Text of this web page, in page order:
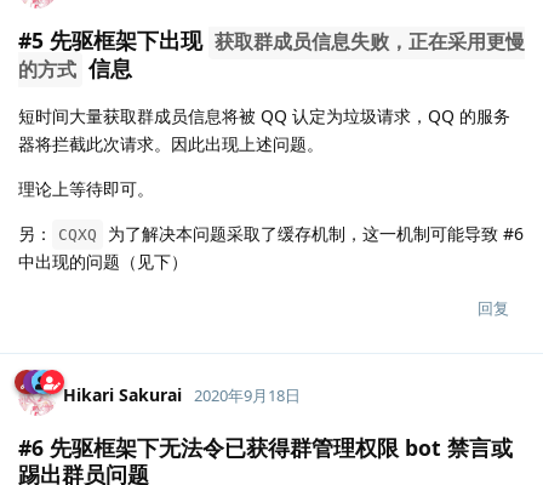
#5 先驱框架下出现 获取群成员信息失败，正在采用更慢
的方式 信息
短时间大量获取群成员信息将被 QQ 认定为垃圾请求，QQ 的服务
器将拦截此次请求。因此出现上述问题。
理论上等待即可。
另：
CQXQ
为了解决本问题采取了缓存机制，这一机制可能导致 #6
中出现的问题（见下）
回复
Hikari Sakurai 2020年9月18日
#6 先驱框架下无法令已获得群管理权限 bot 禁言或
踢出群员问题